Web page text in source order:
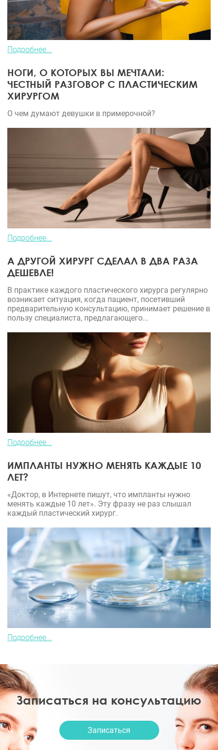
Подробнее...
НОГИ, О КОТОРЫХ ВЫ МЕЧТАЛИ:
ЧЕСТНЫЙ РАЗГОВОР С ПЛАСТИЧЕСКИМ
ХИРУРГОМ
О чем думают девушки в примерочной?
Подробнее...
А ДРУГОЙ ХИРУРГ СДЕЛАЛ В ДВА РАЗА
ДЕШЕВЛЕ!
В практике каждого пластического хирурга регулярно
возникает ситуация, когда пациент, посетивший
предварительную консультацию, принимает решение в
пользу специалиста, предлагающего...
Подробнее...
ИМПЛАНТЫ НУЖНО МЕНЯТЬ КАЖДЫЕ 10
ЛЕТ?
«Доктор, в Интернете пишут, что импланты нужно
менять каждые 10 лет». Эту фразу не раз слышал
каждый пластический хирург.
Подробнее...
Записаться на консультацию
Записаться